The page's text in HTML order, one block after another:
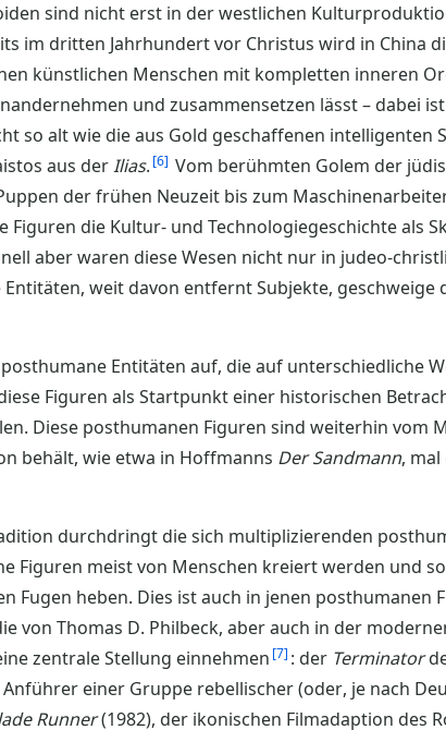
sind nicht erst in der westlichen
im dritten Jahrhundert vor Christus wird in China
künstlichen Menschen mit kompletten inneren
und zusammensetzen lässt – dabei
so alt wie die aus Gold geschaffenen intelligenten
aus derIlias. 6 Vom berühmten Golem der
der frühen Neuzeit bis zum
die Kultur- und Technologiegeschichte als
aber waren diese Wesen nicht nur in judeo-
weit davon entfernt Subjekte, geschweige
Entitäten auf, die auf unterschiedliche
Figuren als Startpunkt einer historischen
Diese posthumanen Figuren sind weiterhin vom
behält, wie etwa in Hoffmanns Der Sandmann,
durchdringt die sich multiplizierenden
Figuren meist von Menschen kreiert werden und
Fugen heben. Dies ist auch in jenen posthumanen
von Thomas D. Philbeck, aber auch in der
zentrale Stellung einnehmen 7 : der Terminator
Anführer einer Gruppe rebellischer (oder, je nach
Runner(1982), der ikonischen Filmadaption des